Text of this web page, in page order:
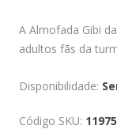
A Almofada Gibi
adultos fãs da
Disponibilidade:
Código SKU: